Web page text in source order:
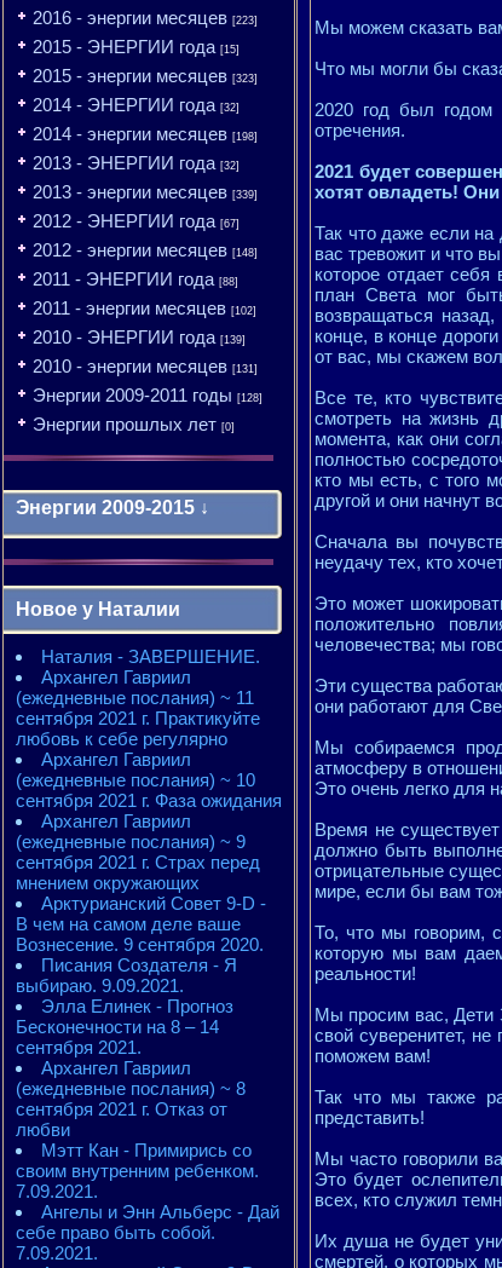
2016 - энергии месяцев [223]
2015 - ЭНЕРГИИ года [15]
2015 - энергии месяцев [323]
2014 - ЭНЕРГИИ года [32]
2014 - энергии месяцев [198]
2013 - ЭНЕРГИИ года [32]
2013 - энергии месяцев [339]
2012 - ЭНЕРГИИ года [67]
2012 - энергии месяцев [148]
2011 - ЭНЕРГИИ года [88]
2011 - энергии месяцев [102]
2010 - ЭНЕРГИИ года [139]
2010 - энергии месяцев [131]
Энергии 2009-2011 годы [128]
Энергии прошлых лет [0]
Энергии 2009-2015 ↓
2010 - энергии месяцев
2010 - ЭНЕРГИИ года
2011 - энергии месяцев
2011 - ЭНЕРГИИ года
2012 - энергии месяцев
2012 - ЭНЕРГИИ года
2013 - энергии месяцев
2013 - ЭНЕРГИИ года
2014 - энергии месяцев
2014 - ЭНЕРГИИ года
2015 - энергии месяцев
2015 - ЭНЕРГИИ года
Новое у Наталии
Наталия - ЗАВЕРШЕНИЕ.
Архангел Гавриил
(ежедневные послания) ~ 11
сентября 2021 г. Практикуйте
любовь к себе регулярно
Архангел Гавриил
(ежедневные послания) ~ 10
сентября 2021 г. Фаза ожидания
Архангел Гавриил
(ежедневные послания) ~ 9
сентября 2021 г. Страх перед
мнением окружающих
Арктурианский Совет 9-D -
В чем на самом деле ваше
Вознесение. 9 сентября 2020.
Писания Создателя - Я
выбираю. 9.09.2021.
Элла Елинек - Прогноз
Бесконечности на 8 – 14
сентября 2021.
Архангел Гавриил
(ежедневные послания) ~ 8
сентября 2021 г. Отказ от
любви
Мэтт Кан - Примирись со
своим внутренним ребенком.
7.09.2021.
Ангелы и Энн Альберс - Дай
себе право быть собой.
7.09.2021.
Мы можем сказать
Что мы могли бы
2020 год был годом
отречения.
2021 будет
хотят овладеть!
Так что даже если на
вас тревожит и что
которое отдает
план Света мог
возвращаться
конце, в конце
от вас, мы скажем
Все те, кто
смотреть на жизнь
момента, как они
полностью
кто мы есть, с того
другой и они начнут
Сначала вы
неудачу тех, кто
Это может
положительно
человечества; мы
Эти существа
они работают для
Мы собираемся
атмосферу в
Это очень легко для
Время не
должно быть
отрицательные
мире, если бы вам
То, что мы говорим,
которую мы вам
реальности!
Мы просим вас, Дети
свой суверенитет,
поможем вам!
Так что мы также
представить!
Мы часто говорили
Это будет
всех, кто служил
Их душа не будет
смертей, о которых